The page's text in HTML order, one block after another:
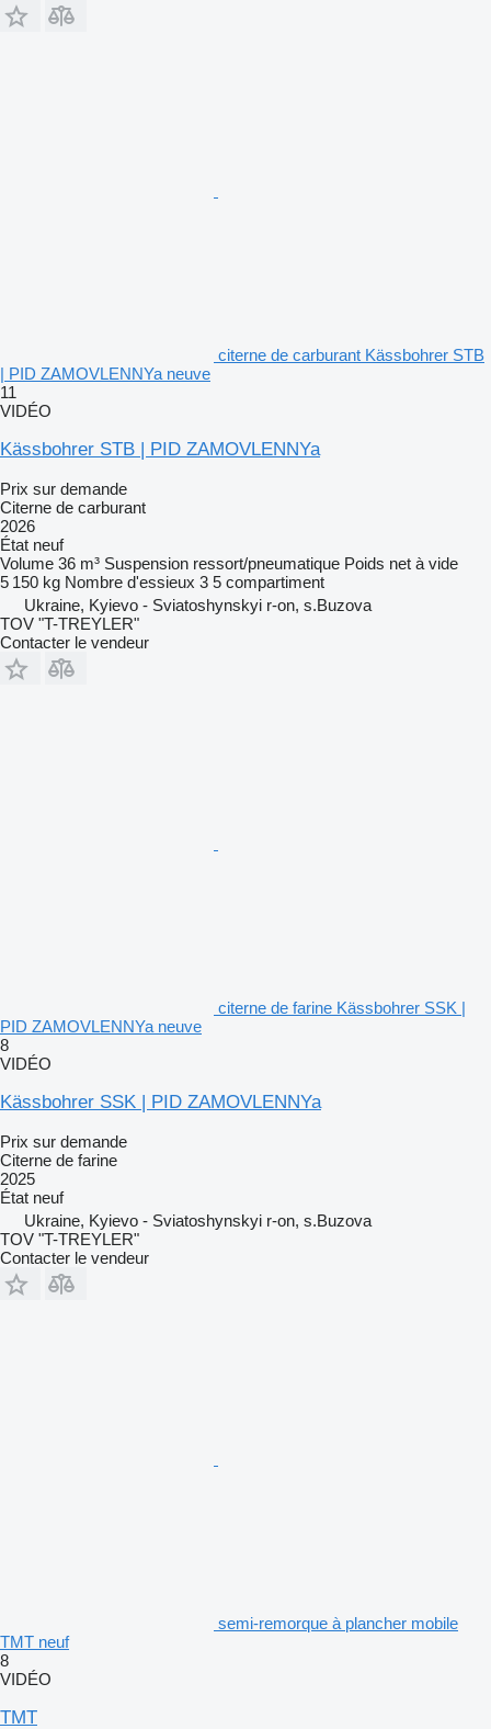
citerne de carburant Kässbohrer STB
| PID ZAMOVLENNYa neuve
11
VIDÉO
Kässbohrer STB | PID ZAMOVLENNYa
Prix sur demande
Citerne de carburant
2026
État neuf
Volume 36 m³ Suspension ressort/pneumatique Poids net à vide
5 150 kg Nombre d'essieux 3 5 compartiment
Ukraine, Kyievo - Sviatoshynskyi r-on, s.Buzova
TOV "T-TREYLER"
Contacter le vendeur
citerne de farine Kässbohrer SSK |
PID ZAMOVLENNYa neuve
8
VIDÉO
Kässbohrer SSK | PID ZAMOVLENNYa
Prix sur demande
Citerne de farine
2025
État neuf
Ukraine, Kyievo - Sviatoshynskyi r-on, s.Buzova
TOV "T-TREYLER"
Contacter le vendeur
semi-remorque à plancher mobile
TMT neuf
8
VIDÉO
TMT